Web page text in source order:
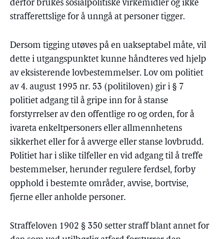
derfor brukes sosialpolitiske virkemidler og ikke
strafferettslige for å unngå at personer tigger.
Dersom tigging utøves på en uakseptabel måte, vil
dette i utgangspunktet kunne håndteres ved hjelp
av eksisterende lovbestemmelser. Lov om politiet
av 4. august 1995 nr. 53 (politiloven) gir i § 7
politiet adgang til å gripe inn for å stanse
forstyrrelser av den offentlige ro og orden, for å
ivareta enkeltpersoners eller allmennhetens
sikkerhet eller for å avverge eller stanse lovbrudd.
Politiet har i slike tilfeller en vid adgang til å treffe
bestemmelser, herunder regulere ferdsel, forby
opphold i bestemte områder, avvise, bortvise,
fjerne eller anholde personer.
Straffeloven 1902 § 350 setter straff blant annet for